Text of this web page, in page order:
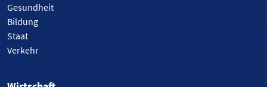
Gesundheit
Bildung
Staat
Verkehr